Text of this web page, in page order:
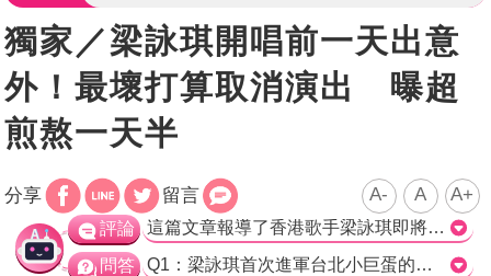
獨家／梁詠琪開唱前一天出意
外！最壞打算取消演出 曝超
煎熬一天半
分享 留言 A- A A+
評論 這篇文章報導了香港歌手梁詠琪即將在明年四月在台北小巨蛋舉辦演唱會的消息，並分享了她出道28年來最深刻的演出經驗。梁詠琪在專訪中談到曾遇到颱風和失聲的困擾，巧合地，演唱會因為颱風延期而讓她有更多時間恢復聲音。她主張這是冥冥中的安排，颱風為她而來，幫她延了一天的演唱會。 梁詠琪作為一位香港歌手，擁有豐富的舞台經驗和人氣，近年來活躍於台灣音樂界。她即將在台北小巨蛋舉辦演唱會，對於她而言，無疑是一個重要的里程碑。文章中強調了她28年的音樂生涯，並呈現了她分享對演出的深刻體驗。 其中，梁詠琪提到了一次演出遇到颱風和失聲的情況。這種困擾對於任何一位歌手來說都是令人擔憂的。然而，巧合的是，延期的演唱會給了她更多的時間來恢復聲音。她認為這是冥冥中的安排，並感謝颱風給予她這樣的機會。 這篇文章成功地將讀者帶入了梁詠琪的演唱會??過程中，並展示了她在面對困難時的樂觀態度。梁詠琪的故事表達了不僅僅是個人努力，還有一些令人驚訝的巧合能夠影響演出的結果。這使得文章更有趣並突出了她的專業素養和對音樂事業的熱情。 唯一的缺點是，這篇文章可能更加豐富和深入地介紹梁詠琪的音樂事業和她面臨的挑戰。更多關於她達到演唱會在台北小巨蛋舉辦背後的故事和努力，以及她穩定音樂成就的故事將使這篇文章更加完整和引人入勝。 總的來說，這篇文章通過與梁詠琪近期的演唱會相結合，成功地呈現了她在音樂事業中的重要里程碑和最深刻的演出經驗。雖然有一些可以改進的地方，但文章的整體內容仍然具有吸引力，讓人期待梁詠琪在台北小巨蛋的演唱會。>
問答 Q1：梁詠琪首次進軍台北小巨蛋的演唱會將在哪個月舉行？ a) 三月 b) 四月 c) 五月 d) 六月 正確答案：b) 四月 Q2：梁詠琪遇到的失聲事件發生在什麼地方的演唱會上？ a) 台北小巨蛋 b) 香港紅館 c) 台中逢甲夜市 d) 深圳 正確答案：d) 深圳 Q3：梁詠琪因為什麼原因而差點取消演唱會？ a) 颱風來襲 b) 失聲 c) 拜訪台北 d) 突發狀況 正確答案：b) 失聲